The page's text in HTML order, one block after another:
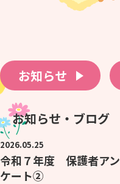
お知らせ
お知らせ・ブログ
2026.05.25
令和７年度 保護者アン
ケート②